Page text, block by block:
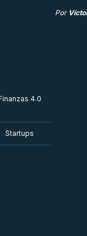
Por
4.0
Startups